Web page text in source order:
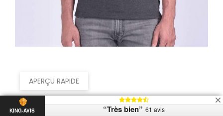
APERÇU RAPIDE
Kaporal
KING-AVIS “Très bien” 61 avis